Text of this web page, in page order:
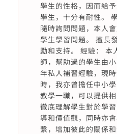
學生的性格，因而給
學生，十分有耐性。
隨時詢問問題，本人
學生學習問題。 擅長
勵和支持。 經驗： 本
師，幫助過的學生由
年私人補習經驗，現
時，我亦曾擔任中小
教學一職，可以提供
徹底理解學生對於學
導和價值觀，同時亦
繫，增加彼此的關係和